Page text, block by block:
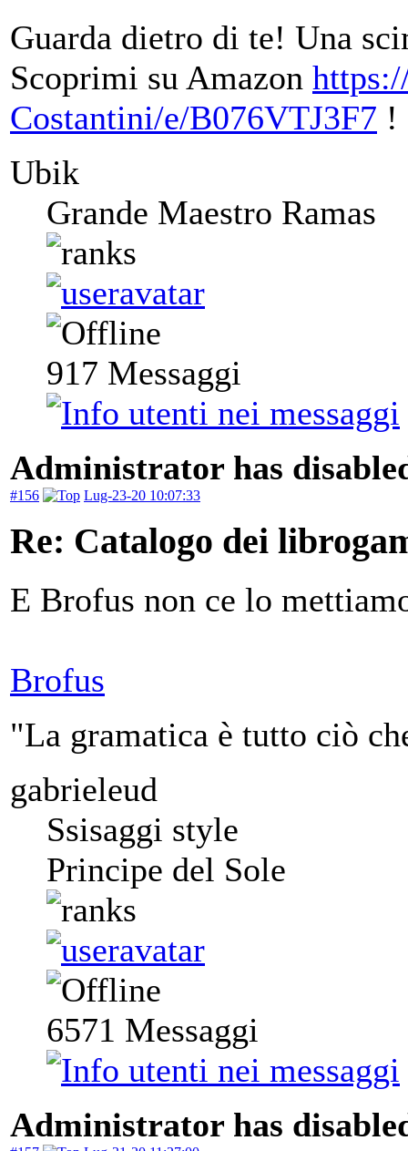
Guarda dietro di te! Una
Scoprimi su Amazon
Costantini/e/B076VTJ3F7 !
Ubik
Grande Maestro Ramas
917 Messaggi
Administrator has
#156 Lug-23-20 10:07:33
Re: Catalogo dei
E Brofus non ce lo
Brofus
"La gramatica è tutto ciò
gabrieleud
Ssisaggi style
Principe del Sole
6571 Messaggi
Administrator has